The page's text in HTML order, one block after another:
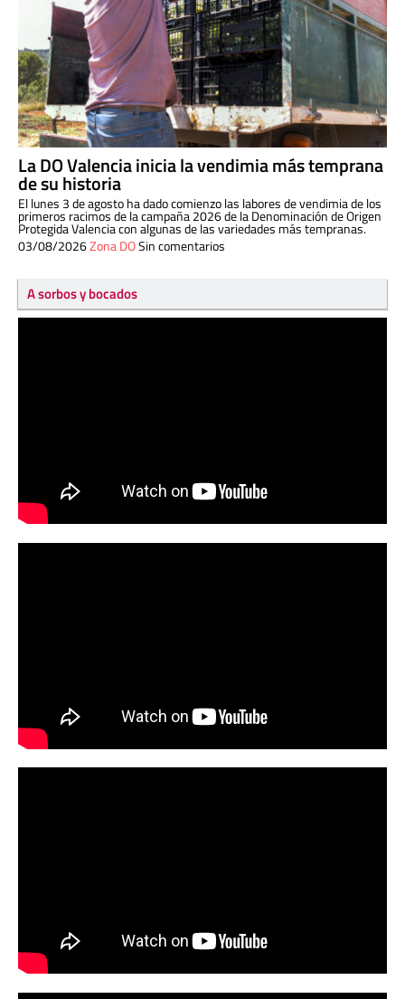
La DO Valencia inicia la vendimia más temprana
de su historia
El lunes 3 de agosto ha dado comienzo las labores de vendimia de los
primeros racimos de la campaña 2026 de la Denominación de Origen
Protegida Valencia con algunas de las variedades más tempranas.
03/08/2026Zona DOSin comentarios
A sorbos y bocados